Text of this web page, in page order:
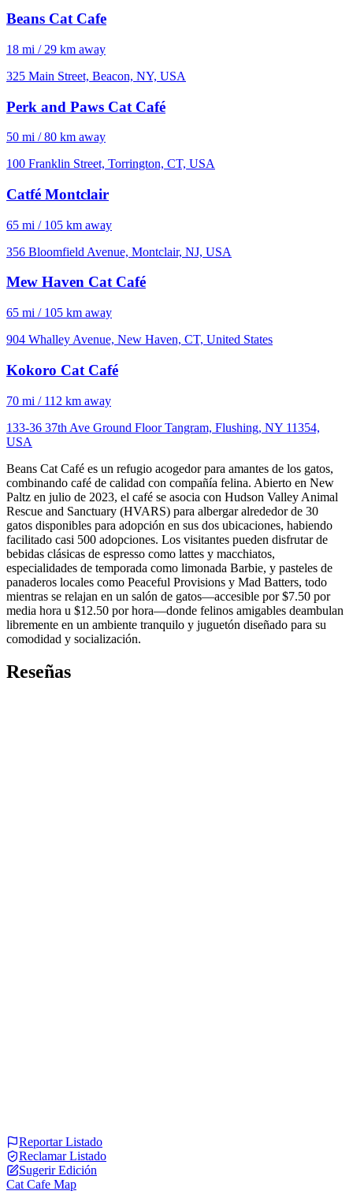
Beans Cat Cafe
18 mi / 29 km away
325 Main Street, Beacon, NY, USA
Perk and Paws Cat Café
50 mi / 80 km away
100 Franklin Street, Torrington, CT, USA
Catfé Montclair
65 mi / 105 km away
356 Bloomfield Avenue, Montclair, NJ, USA
Mew Haven Cat Café
65 mi / 105 km away
904 Whalley Avenue, New Haven, CT, United States
Kokoro Cat Café
70 mi / 112 km away
133-36 37th Ave Ground Floor Tangram, Flushing, NY 11354,
USA
Beans Cat Café es un refugio acogedor para amantes de los gatos,
combinando café de calidad con compañía felina. Abierto en New
Paltz en julio de 2023, el café se asocia con Hudson Valley Animal
Rescue and Sanctuary (HVARS) para albergar alrededor de 30
gatos disponibles para adopción en sus dos ubicaciones, habiendo
facilitado casi 500 adopciones. Los visitantes pueden disfrutar de
bebidas clásicas de espresso como lattes y macchiatos,
especialidades de temporada como limonada Barbie, y pasteles de
panaderos locales como Peaceful Provisions y Mad Batters, todo
mientras se relajan en un salón de gatos—accesible por $7.50 por
media hora u $12.50 por hora—donde felinos amigables deambulan
libremente en un ambiente tranquilo y juguetón diseñado para su
comodidad y socialización.
Reseñas
Reportar Listado
Reclamar Listado
Sugerir Edición
Cat Cafe Map